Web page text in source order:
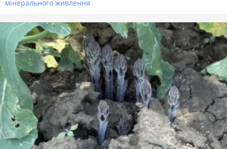
мінерального живлення